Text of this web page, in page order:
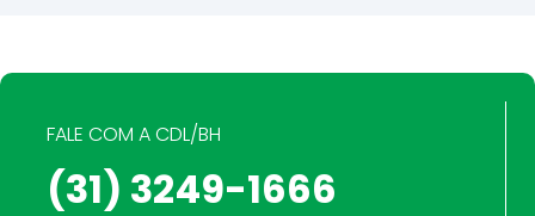
FALE COM A CDL/BH
(31) 3249-1666